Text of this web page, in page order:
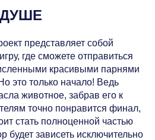
представляет собой
где сможете отправиться
красивыми парнями
это только начало! Ведь
животное, забрав его к
точно понравится финал,
стать полноценной частью
будет зависеть исключительно